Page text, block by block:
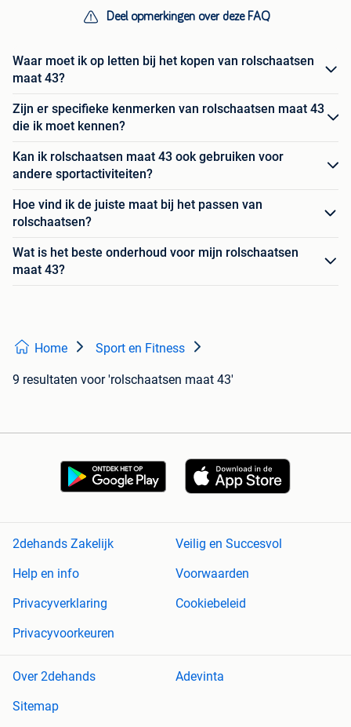
Deel opmerkingen over deze FAQ
Waar moet ik op letten bij het kopen van rolschaatsen
maat 43?
Zijn er specifieke kenmerken van rolschaatsen maat 43
die ik moet kennen?
Kan ik rolschaatsen maat 43 ook gebruiken voor
andere sportactiviteiten?
Hoe vind ik de juiste maat bij het passen van
rolschaatsen?
Wat is het beste onderhoud voor mijn rolschaatsen
maat 43?
Home Sport en Fitness
9 resultaten voor 'rolschaatsen maat 43'
2dehands Zakelijk
Veilig en Succesvol
Help en info
Voorwaarden
Privacyverklaring
Cookiebeleid
Privacyvoorkeuren
Over 2dehands
Adevinta
Sitemap